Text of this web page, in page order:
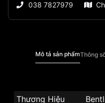
038 7827979
Mô tả sản phẩmThông
Thương Hiệu